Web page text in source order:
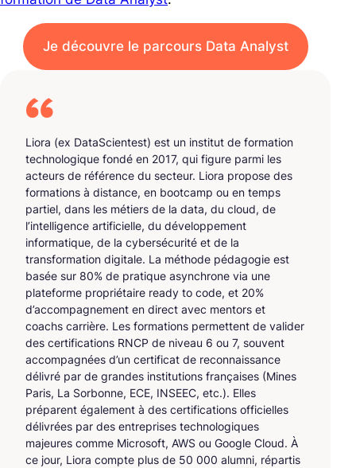
Je découvre le parcours Data Analyst
Liora (ex DataScientest) est un institut de formation
technologique fondé en 2017, qui figure parmi les
acteurs de référence du secteur. Liora propose des
formations à distance, en bootcamp ou en temps
partiel, dans les métiers de la data, du cloud, de
l’intelligence artificielle, du développement
informatique, de la cybersécurité et de la
transformation digitale. La méthode pédagogie est
basée sur 80% de pratique asynchrone via une
plateforme propriétaire ready to code, et 20%
d’accompagnement en direct avec mentors et
coachs carrière. Les formations permettent de valider
des certifications RNCP de niveau 6 ou 7, souvent
accompagnées d’un certificat de reconnaissance
délivré par de grandes institutions françaises (Mines
Paris, La Sorbonne, ECE, INSEEC, etc.). Elles
préparent également à des certifications officielles
délivrées par des entreprises technologiques
majeures comme Microsoft, AWS ou Google Cloud. À
ce jour, Liora compte plus de 50 000 alumni, répartis